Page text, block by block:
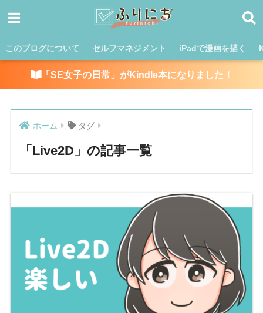
このブログについて セルフマネジメント iPadで漫画を描く
「SE女子の日常」がKindle本になりました！
ホーム タグ
「Live2D」の記事一覧